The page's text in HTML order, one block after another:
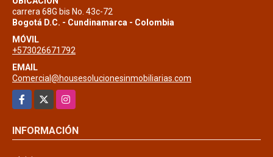
UBICACIÓN
carrera 68G bis No. 43c-72
Bogotá D.C. - Cundinamarca - Colombia
MÓVIL
+573026671792
EMAIL
Comercial@housesolucionesinmobiliarias.com
Facebook
X Instagram